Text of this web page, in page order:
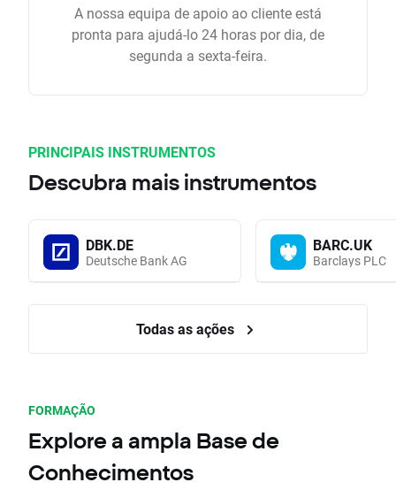
A nossa equipa de apoio ao cliente está
pronta para ajudá-lo 24 horas por dia, de
segunda a sexta-feira.
PRINCIPAIS INSTRUMENTOS
Descubra mais instrumentos
DBK.DE
Deutsche Bank AG
BARC.UK
Barclays PLC
Todas as ações
FORMAÇÃO
Explore a ampla Base de
Conhecimentos